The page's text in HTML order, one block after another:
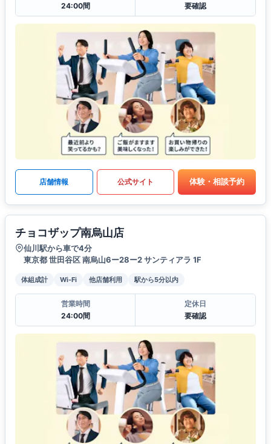
24:00間
要確認
店舗情報 公式サイト 体験・相談予約
チョコザップ南烏山店
仙川駅から車で4分
東京都 世田谷区 南烏山6ー28ー2 サンティアラ 1F
体組成計 Wi-Fi 他店舗利用 駅から5分以内
営業時間
24:00間
定休日
要確認